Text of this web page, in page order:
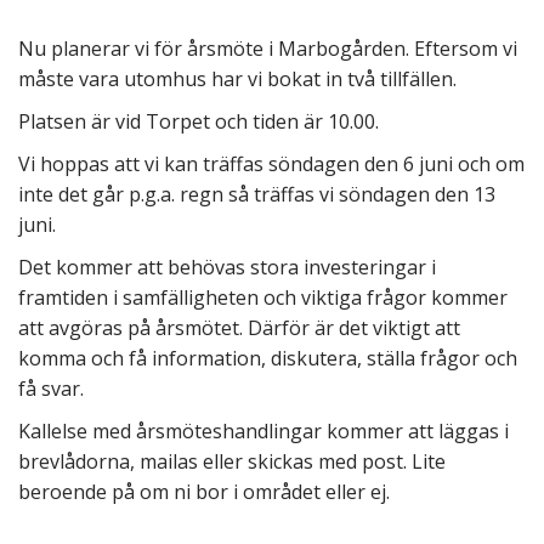
Nu planerar vi för årsmöte i Marbogården. Eftersom vi
måste vara utomhus har vi bokat in två tillfällen.
Platsen är vid Torpet och tiden är 10.00.
Vi hoppas att vi kan träffas söndagen den 6 juni och om
inte det går p.g.a. regn så träffas vi söndagen den 13
juni.
Det kommer att behövas stora investeringar i
framtiden i samfälligheten och viktiga frågor kommer
att avgöras på årsmötet. Därför är det viktigt att
komma och få information, diskutera, ställa frågor och
få svar.
Kallelse med årsmöteshandlingar kommer att läggas i
brevlådorna, mailas eller skickas med post. Lite
beroende på om ni bor i området eller ej.